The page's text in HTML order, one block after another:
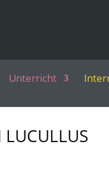
Unterricht
LUCULLUS